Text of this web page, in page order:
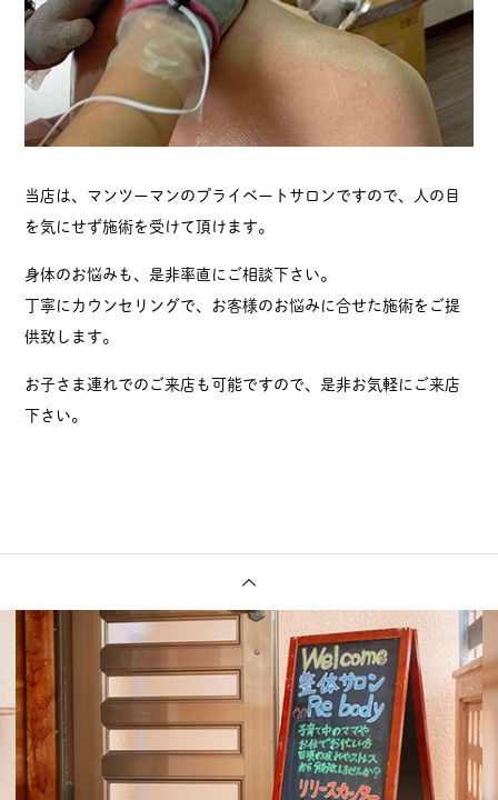
当店は、マンツーマンのプライベートサロンですので、人の目
を気にせず施術を受けて頂けます。
身体のお悩みも、是非率直にご相談下さい。
丁寧にカウンセリングで、お客様のお悩みに合せた施術をご提
供致します。
お子さま連れでのご来店も可能ですので、是非お気軽にご来店
下さい。